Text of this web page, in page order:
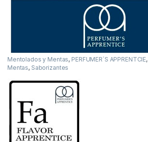
Mentolados y Mentas, PERFUMER´S APPRENTCIE,
Mentas, Saborizantes